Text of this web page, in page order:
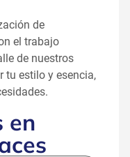
de
el trabajo
de nuestros
tu estilo y esencia,
en